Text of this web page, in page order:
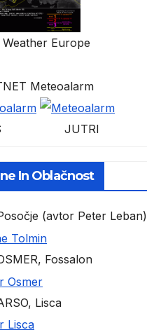
Weather Europe
Meteoalarm
JUTRI
In Oblačnost
(avtor Peter Leban)
Fossalon
Lisca